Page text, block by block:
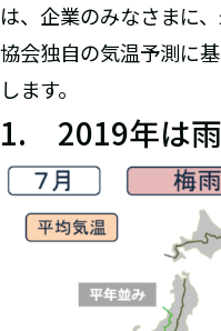
は、企業のみなさまに
協会独自の気温予測に
します。
1. 2019年は